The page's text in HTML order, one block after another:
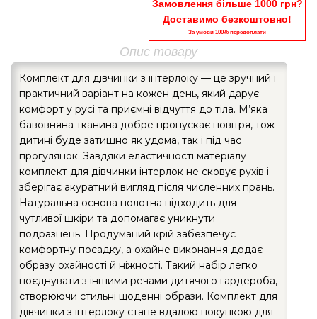
Замовлення більше 1000 грн?
Доставимо безкоштовно!
За умови 100% передоплати
Опис товару
Комплект для дівчинки з інтерлоку — це зручний і
практичний варіант на кожен день, який дарує
комфорт у русі та приємні відчуття до тіла. М’яка
бавовняна тканина добре пропускає повітря, тож
дитині буде затишно як удома, так і під час
прогулянок. Завдяки еластичності матеріалу
комплект для дівчинки інтерлок не сковує рухів і
зберігає акуратний вигляд після численних прань.
Натуральна основа полотна підходить для
чутливої шкіри та допомагає уникнути
подразнень. Продуманий крій забезпечує
комфортну посадку, а охайне виконання додає
образу охайності й ніжності. Такий набір легко
поєднувати з іншими речами дитячого гардероба,
створюючи стильні щоденні образи. Комплект для
дівчинки з інтерлоку стане вдалою покупкою для